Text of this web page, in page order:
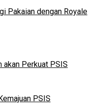
Pakaian dengan Royale
akan Perkuat PSIS
PSIS